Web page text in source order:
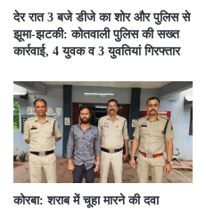
देर रात 3 बजे डीजे का शोर और पुलिस से
झूमा-झटकी: कोतवाली पुलिस की सख्त
कार्रवाई, 4 युवक व 3 युवतियां गिरफ्तार
कोरबा: शराब में चूहा मारने की दवा